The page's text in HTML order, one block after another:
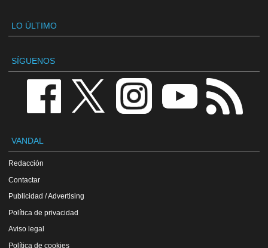
LO ÚLTIMO
SÍGUENOS
VANDAL
Redacción
Contactar
Publicidad / Advertising
Política de privacidad
Aviso legal
Política de cookies